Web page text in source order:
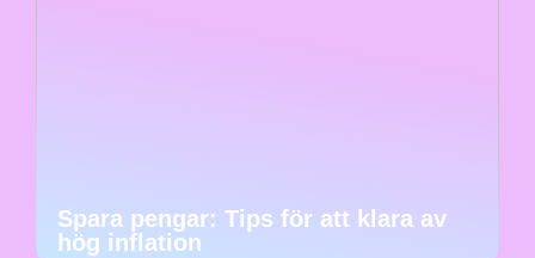
Spara pengar: Tips för att klara av
hög inflation